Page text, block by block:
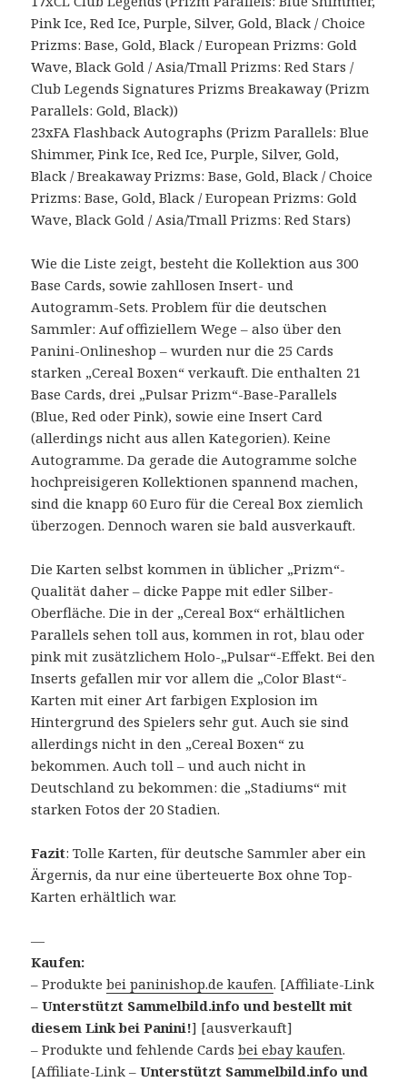
Pink Ice, Red Ice, Purple, Silver, Gold, Black / Choice
Prizms: Base, Gold, Black / European Prizms: Gold
Wave, Black Gold / Asia/Tmall Prizms: Red Stars /
Club Legends Signatures Prizms Breakaway (Prizm
Parallels: Gold, Black))
23xFA Flashback Autographs (Prizm Parallels: Blue
Shimmer, Pink Ice, Red Ice, Purple, Silver, Gold,
Black / Breakaway Prizms: Base, Gold, Black / Choice
Prizms: Base, Gold, Black / European Prizms: Gold
Wave, Black Gold / Asia/Tmall Prizms: Red Stars)
Wie die Liste zeigt, besteht die Kollektion aus 300
Base Cards, sowie zahllosen Insert- und
Autogramm-Sets. Problem für die deutschen
Sammler: Auf offiziellem Wege – also über den
Panini-Onlineshop – wurden nur die 25 Cards
starken „Cereal Boxen“ verkauft. Die enthalten 21
Base Cards, drei „Pulsar Prizm“-Base-Parallels
(Blue, Red oder Pink), sowie eine Insert Card
(allerdings nicht aus allen Kategorien). Keine
Autogramme. Da gerade die Autogramme solche
hochpreisigeren Kollektionen spannend machen,
sind die knapp 60 Euro für die Cereal Box ziemlich
überzogen. Dennoch waren sie bald ausverkauft.
Die Karten selbst kommen in üblicher „Prizm“-
Qualität daher – dicke Pappe mit edler Silber-
Oberfläche. Die in der „Cereal Box“ erhältlichen
Parallels sehen toll aus, kommen in rot, blau oder
pink mit zusätzlichem Holo-„Pulsar“-Effekt. Bei den
Inserts gefallen mir vor allem die „Color Blast“-
Karten mit einer Art farbigen Explosion im
Hintergrund des Spielers sehr gut. Auch sie sind
allerdings nicht in den „Cereal Boxen“ zu
bekommen. Auch toll – und auch nicht in
Deutschland zu bekommen: die „Stadiums“ mit
starken Fotos der 20 Stadien.
Fazit: Tolle Karten, für deutsche Sammler aber ein
Ärgernis, da nur eine überteuerte Box ohne Top-
Karten erhältlich war.
—
Kaufen:
– Produktebei paninishop.de kaufen. [Affiliate-Link
–Unterstützt Sammelbild.info und bestellt mit
diesem Link bei Panini!] [ausverkauft]
– Produkte und fehlende Cardsbei ebay kaufen.
[Affiliate-Link –Unterstützt Sammelbild.info und